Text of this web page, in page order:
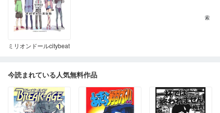
ミリオンドールcitybeat
今読まれている人気無料作品